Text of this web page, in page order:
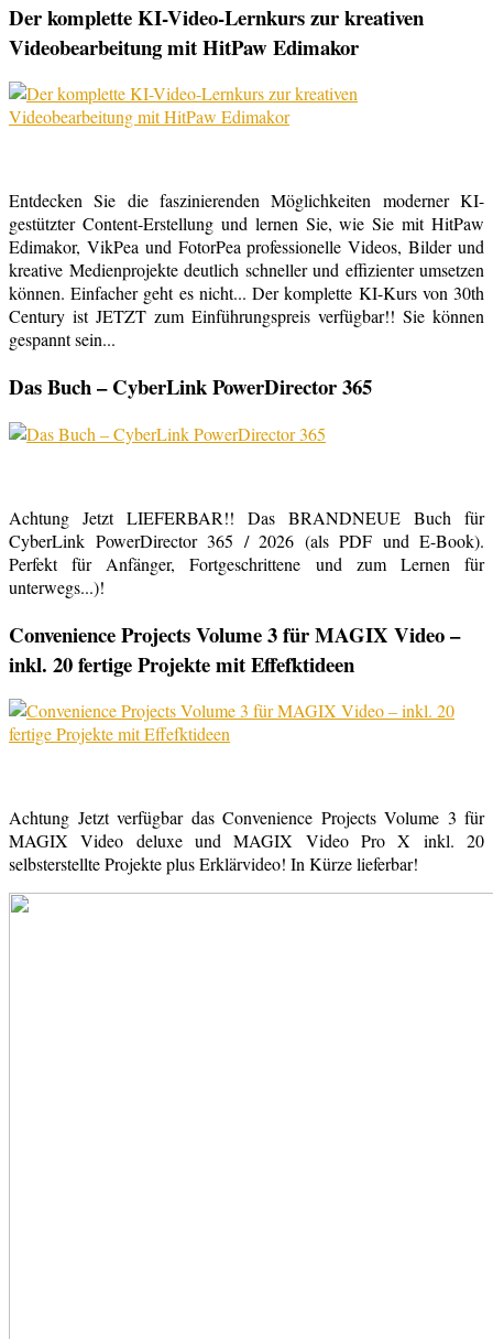
Der komplette KI-Video-Lernkurs zur kreativen
Videobearbeitung mit HitPaw Edimakor
Entdecken Sie die faszinierenden Möglichkeiten moderner KI-
gestützter Content-Erstellung und lernen Sie, wie Sie mit HitPaw
Edimakor, VikPea und FotorPea professionelle Videos, Bilder und
kreative Medienprojekte deutlich schneller und effizienter umsetzen
können. Einfacher geht es nicht... Der komplette KI-Kurs von 30th
Century ist JETZT zum Einführungspreis verfügbar!! Sie können
gespannt sein...
Das Buch – CyberLink PowerDirector 365
Achtung Jetzt LIEFERBAR!! Das BRANDNEUE Buch für
CyberLink PowerDirector 365 / 2026 (als PDF und E-Book).
Perfekt für Anfänger, Fortgeschrittene und zum Lernen für
unterwegs...)!
Convenience Projects Volume 3 für MAGIX Video –
inkl. 20 fertige Projekte mit Effefktideen
Achtung Jetzt verfügbar das Convenience Projects Volume 3 für
MAGIX Video deluxe und MAGIX Video Pro X inkl. 20
selbsterstellte Projekte plus Erklärvideo! In Kürze lieferbar!